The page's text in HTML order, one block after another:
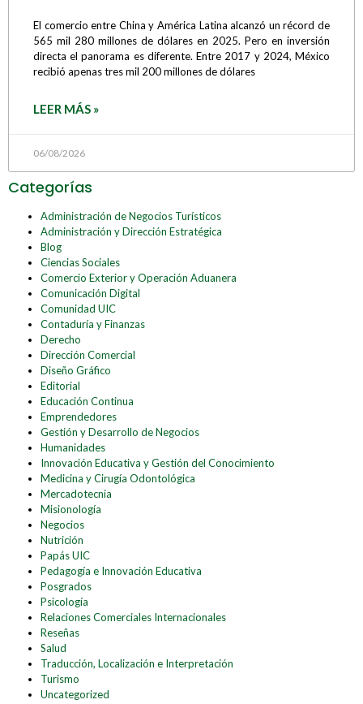
El comercio entre China y América Latina alcanzó un récord de
565 mil 280 millones de dólares en 2025. Pero en inversión
directa el panorama es diferente. Entre 2017 y 2024, México
recibió apenas tres mil 200 millones de dólares
LEER MÁS »
06/08/2026
Categorías
Administración de Negocios Turísticos
Administración y Dirección Estratégica
Blog
Ciencias Sociales
Comercio Exterior y Operación Aduanera
Comunicación Digital
Comunidad UIC
Contaduría y Finanzas
Derecho
Dirección Comercial
Diseño Gráfico
Editorial
Educación Continua
Emprendedores
Gestión y Desarrollo de Negocios
Humanidades
Innovación Educativa y Gestión del Conocimiento
Medicina y Cirugía Odontológica
Mercadotecnia
Misionología
Negocios
Nutrición
Papás UIC
Pedagogía e Innovación Educativa
Posgrados
Psicología
Relaciones Comerciales Internacionales
Reseñas
Salud
Traducción, Localización e Interpretación
Turismo
Uncategorized